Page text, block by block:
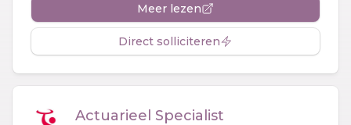
Meer lezen
Direct solliciteren
Actuarieel Specialist